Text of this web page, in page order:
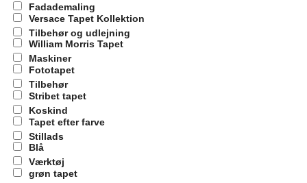
Fadademaling
Tilbehør og udlejning
Maskiner
Tilbehør
Koskind
Stillads
Værktøj
Versace Tapet Kollektion
William Morris Tapet
Fototapet
Stribet tapet
Tapet efter farve
Blå
grøn tapet